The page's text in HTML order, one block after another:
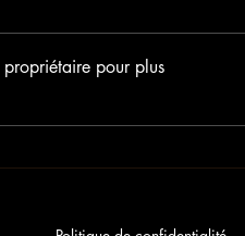
SHELTER
propriétaire pour plus